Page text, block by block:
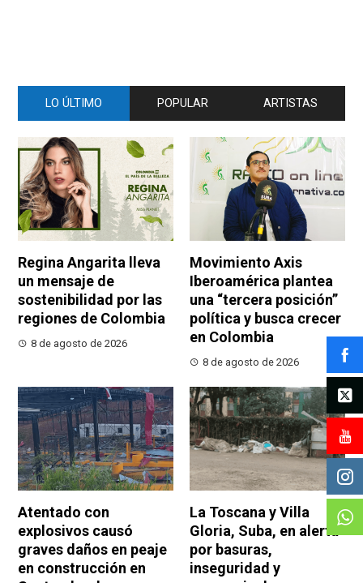
LO ÚLTIMO POPULAR ARTISTAS
Regina Angarita lleva
un mensaje de
sostenibilidad por las
regiones de Colombia
8 de agosto de 2026
Movimiento Axis
Iberoamérica plantea
una “tercera posición”
política y busca crecer
en Colombia
8 de agosto de 2026
Atentado con
explosivos causó
graves daños en peaje
en construcción en
La Toscana y Villa
Gloria, Suba, en alerta
por basuras,
inseguridad y